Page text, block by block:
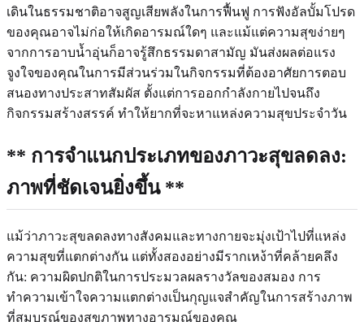
เดินในธรรมชาติอาจสูญเสียพลังในการฟื้นฟู การฟังอัลบั้มโปรด
ของคุณอาจไม่ก่อให้เกิดอารมณ์ใดๆ และแม้แต่ความสุขง่ายๆ
จากการอาบน้ำอุ่นก็อาจรู้สึกธรรมดาสามัญ มันส่งผลต่อแรง
จูงใจของคุณในการมีส่วนร่วมในกิจกรรมที่ต้องอาศัยการตอบ
สนองทางประสาทสัมผัส ตั้งแต่การออกกำลังกายไปจนถึง
กิจกรรมสร้างสรรค์ ทำให้ยากที่จะหาแหล่งความสุขประจำวัน
** การจำแนกประเภทของภาวะสุขลดลง:
ภาพที่ชัดเจนยิ่งขึ้น **
แม้ว่าภาวะสุขลดลงทางสังคมและทางกายจะมุ่งเป้าไปที่แหล่ง
ความสุขที่แตกต่างกัน แต่ทั้งสองอย่างมีรากเหง้าที่คล้ายคลึง
กัน: ความผิดปกติในการประมวลผลรางวัลของสมอง การ
ทำความเข้าใจความแตกต่างเป็นกุญแจสำคัญในการสร้างภาพ
ที่สมบูรณ์ของสุขภาพทางอารมณ์ของคุณ